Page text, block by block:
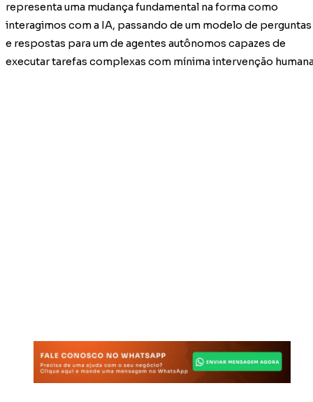
representa uma mudança fundamental na forma como
interagimos com a IA, passando de um modelo de perguntas
e respostas para um de agentes autônomos capazes de
executar tarefas complexas com mínima intervenção